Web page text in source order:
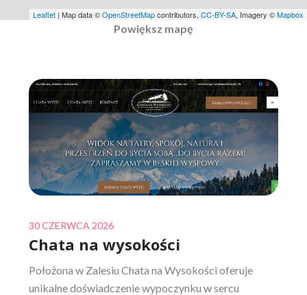
Leaflet | Map data ©OpenStreetMapcontributors, CC-BY-SA, Imagery ©Mapbox
Powiększ mapę
Posted
on
30 CZERWCA 2026
Chata na wysokości
Położona w Zalesiu Chata na Wysokości oferuje
unikalne doświadczenie wypoczynku w sercu